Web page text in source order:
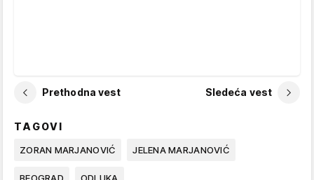
Prethodna vest Sledeća vest
TAGOVI
ZORAN MARJANOVIĆ JELENA MARJANOVIĆ
BEOGRAD ODLUKA